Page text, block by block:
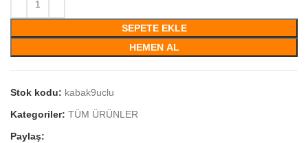
SEPETE EKLE
HEMEN AL
Stok kodu: kabak9uclu
Kategoriler: TÜM ÜRÜNLER
Paylaş: